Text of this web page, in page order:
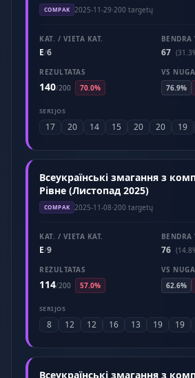
COMPAK 2025-11-29·200 targetų
KAT. / VIETA KAT.
E/6
BENDRA
67
REZULTATAS
140/200 70.0%
VS
76.9%
SERIJOS
17 20 14 15 20 20 19
Всеукраїнські змагання з
Рівне (Листопад 2025)
COMPAK 2025-11-08·200 targetų
KAT. / VIETA KAT.
E/9
BENDRA
76
REZULTATAS
114/200 57.0%
VS
62.6%
SERIJOS
8 12 12 16 13 19 19
Всеукраїнські змагання з